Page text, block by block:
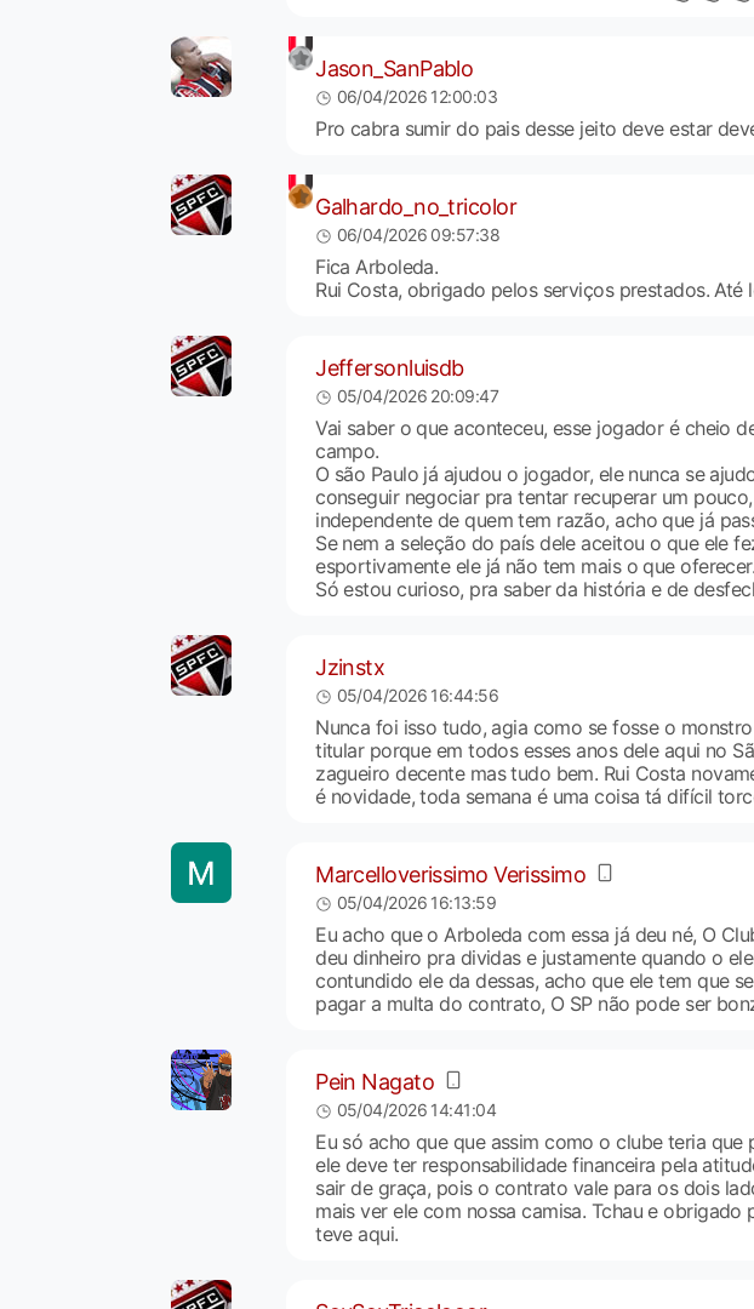
Jason_SanPablo
06/04/2026 12:00:03
Pro cabra sumir do pais desse jeito deve estar
Galhardo_no_tricolor
06/04/2026 09:57:38
Fica Arboleda.
Rui Costa, obrigado pelos serviços prestados. Até
Jeffersonluisdb
05/04/2026 20:09:47
Vai saber o que aconteceu, esse jogador é cheio
campo.
O são Paulo já ajudou o jogador, ele nunca se
conseguir negociar pra tentar recuperar um
independente de quem tem razão, acho que já
Se nem a seleção do país dele aceitou o que ele
esportivamente ele já não tem mais o que oferecer.
Só estou curioso, pra saber da história e de
Jzinstx
05/04/2026 16:44:56
Nunca foi isso tudo, agia como se fosse o
titular porque em todos esses anos dele aqui no
zagueiro decente mas tudo bem. Rui Costa
é novidade, toda semana é uma coisa tá difícil
Marcelloverissimo Verissimo
05/04/2026 16:13:59
Eu acho que o Arboleda com essa já deu né, O
deu dinheiro pra dividas e justamente quando o
contundido ele da dessas, acho que ele tem que
pagar a multa do contrato, O SP não pode ser
Pein Nagato
05/04/2026 14:41:04
Eu só acho que que assim como o clube teria que
ele deve ter responsabilidade financeira pela
sair de graça, pois o contrato vale para os dois
mais ver ele com nossa camisa. Tchau e obrigado
teve aqui.